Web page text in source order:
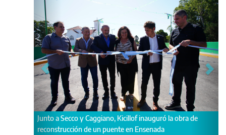
La estructura está ubicada en la Ruta Provincial Nº 11,
sobre el arroyo La Guardia.